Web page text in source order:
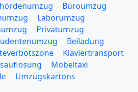
Büroumzug
Laborumzug
Privatumzug
Beiladung
Klaviertransport
Möbeltaxi
Umzugskartons